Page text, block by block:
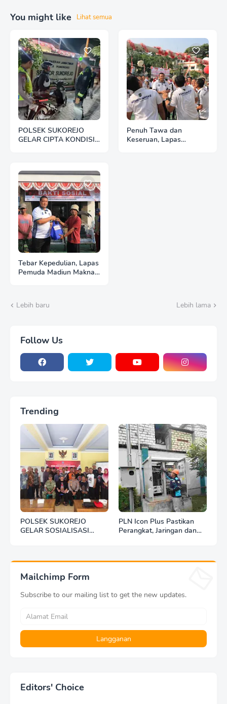
You might like Lihat semua
POLSEK SUKOREJO
GELAR CIPTA KONDISI
Penuh Tawa dan
Keseruan, Lapas
Tebar Kepedulian, Lapas
Pemuda Madiun Maknai
Lebih baru Lebih lama
Follow Us
Trending
POLSEK SUKOREJO
GELAR SOSIALISASI
PLN Icon Plus Pastikan
Perangkat, Jaringan dan
Mailchimp Form
Subscribe to our mailing list to get the new updates.
Editors' Choice